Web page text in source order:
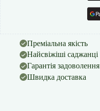
Преміальна якість
Найсвіжіші саджанці
Гарантія задоволення
Швидка доставка